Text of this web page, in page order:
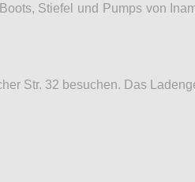
Stiefel und Pumps von
Str. 32 besuchen. Das